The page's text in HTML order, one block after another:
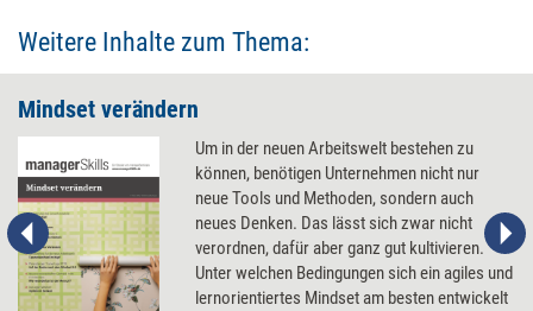
Weitere Inhalte zum Thema:
Mindset verändern
Um in der neuen Arbeitswelt bestehen zu
können, benötigen Unternehmen nicht nur
neue Tools und Methoden, sondern auch
neues Denken. Das lässt sich zwar nicht
verordnen, dafür aber ganz gut kultivieren.
Unter welchen Bedingungen sich ein agiles und
lernorientiertes Mindset am besten entwickelt